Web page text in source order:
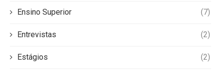
Ensino Superior (7)
Entrevistas (2)
Estágios (2)